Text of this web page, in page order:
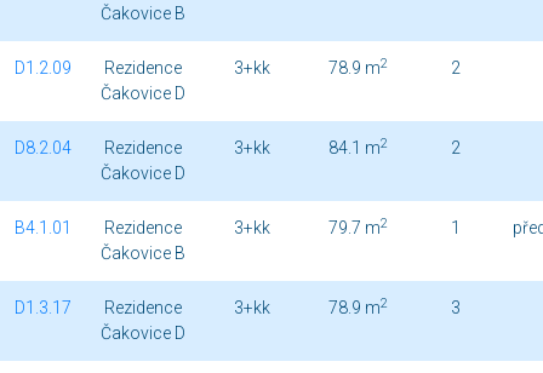
Čakovice B
D1.2.09
Rezidence
Čakovice D
3+kk 78.9 m2 2
D8.2.04
Rezidence
Čakovice D
3+kk 84.1 m2 2
B4.1.01
Rezidence
Čakovice B
3+kk 79.7 m2 1
D1.3.17
Rezidence
Čakovice D
3+kk 78.9 m2 3